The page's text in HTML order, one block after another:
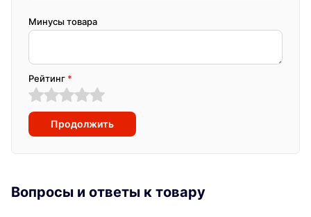
Минусы товара
Рейтинг *
Продолжить
Вопросы и ответы к товару